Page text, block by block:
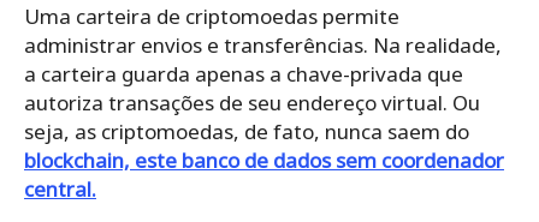
Uma carteira de criptomoedas permite
administrar envios e transferências. Na realidade,
a carteira guarda apenas a chave-privada que
autoriza transações de seu endereço virtual. Ou
seja, as criptomoedas, de fato, nunca saem do
blockchain, este banco de dados sem coordenador
central.